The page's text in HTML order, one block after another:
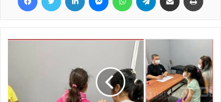
aquel que se imponga pueda ir solucionando lo graves
problemas en los que nos encontramos actualmente, y si bien
bien en o comercial y hace que la economía local florezca,
también es real que los aumentos, las problemáticas existentes
preocupan y bastante, que a quien le toque estar al frente de
nuestra querida república Argentina este a la altura de lo que
esperamos cada uno de los argentinos e inmigrantes que